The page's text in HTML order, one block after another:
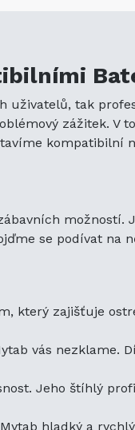
interním
dostatek prostoru
e-maily nebo
multitasking.
Wi-Fi a volitelným
fotografování,
hodnotu za
rozpočtu.
životnost
uživatelů, tak
zážitek. V
kompatibilní
možností.
se podívat na
který zajišťuje
vás nezklame.
Jeho štíhlý
hladký a